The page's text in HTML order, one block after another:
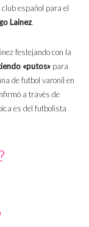
club español para el
Lainez.
festejando con la
«putos» para
de futbol varonil en
a través de
es del futbolista